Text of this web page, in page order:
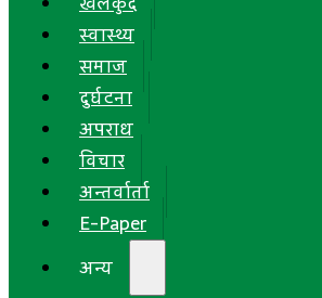
स्वास्थ्य
समाज
दुर्घटना
अपराध
विचार
अन्तर्वार्ता
E-Paper
अन्य